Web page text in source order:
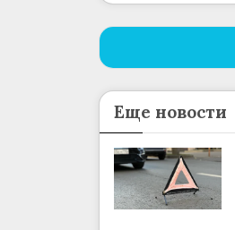
Еще новости